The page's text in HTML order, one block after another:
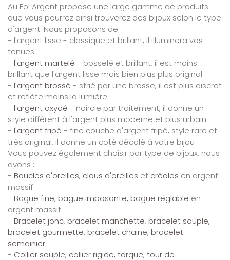
Au Fol Argent propose une large gamme de produits
que vous pourrez ainsi trouverez des bijoux selon le type
d'argent. Nous proposons de :
- l'argent lisse - classique et brillant, il illuminera vos
tenues
- l'argent martelé - bosselé et brillant, il est moins
brillant que l'argent lisse mais bien plus plus original
- l'argent brossé - strié par une brosse, il est plus discret
et reflète moins la lumière
- l'argent oxydé - noircie par traitement, il donne un
style différent à l'argent plus moderne et plus urbain
- l'argent fripé - fine couche d'argent fripé, style rare et
très original, il donne un coté décalé à votre bijou
Vous pouvez également choisir par type de bijoux, nous
avons :
- Boucles d'oreilles, clous d'oreilles et créoles en argent
massif
- Bague fine, bague imposante, bague réglable en
argent massif
- Bracelet jonc, bracelet manchette, bracelet souple,
bracelet gourmette, bracelet chaine, bracelet
semainier
- Collier souple, collier rigide, torque, tour de